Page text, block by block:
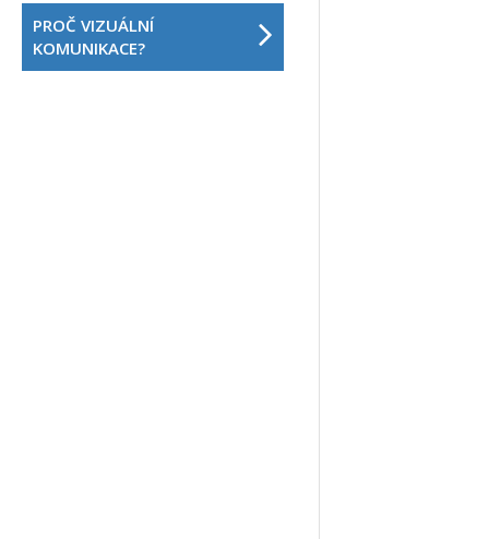
PROČ VIZUÁLNÍ
KOMUNIKACE?